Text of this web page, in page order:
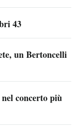
43
un Bertoncelli
concerto più